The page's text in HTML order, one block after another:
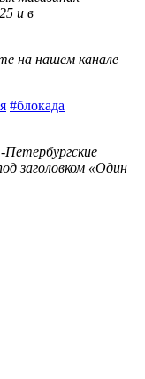
и в
на нашем канале
#блокада
заголовком «Один